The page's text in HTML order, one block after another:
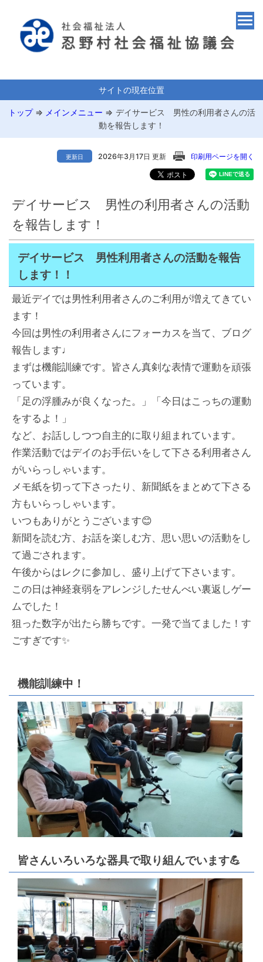
サイトの現在位置
トップ⇒ メインメニュー ⇒ デイサービス 男性の利用者さんの活
動を報告します！
更新日 2026年3月17日 更新 印刷用ページを開く
デイサービス 男性の利用者さんの活動
を報告します！
デイサービス 男性利用者さんの活動を報告
します！！
最近デイでは男性利用者さんのご利用が増えてきてい
ます！
今回は男性の利用者さんにフォーカスを当て、ブログ
報告します♩
まずは機能訓練です。皆さん真剣な表情で運動を頑張
っています。
「足の浮腫みが良くなった。」「今日はこっちの運動
をするよ！」
など、お話ししつつ自主的に取り組まれています。
作業活動ではデイのお手伝いをして下さる利用者さん
がいらっしゃいます。
メモ紙を切って下さったり、新聞紙をまとめて下さる
方もいらっしゃいます。
いつもありがとうございます😊
新聞を読む方、お話を楽しむ方、思い思いの活動をし
て過ごされます。
午後からはレクに参加し、盛り上げて下さいます。
この日は神経衰弱をアレンジしたせんべい裏返しゲー
ムでした！
狙った数字が出たら勝ちです。一発で当てました！す
ごすぎです✨
機能訓練中！
皆さんいろいろな器具で取り組んでいます💪